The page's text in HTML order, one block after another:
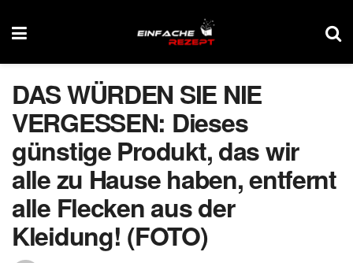
DAS WÜRDEN SIE NIE
VERGESSEN: Dieses
günstige Produkt, das wir
alle zu Hause haben, entfernt
alle Flecken aus der
Kleidung! (FOTO)